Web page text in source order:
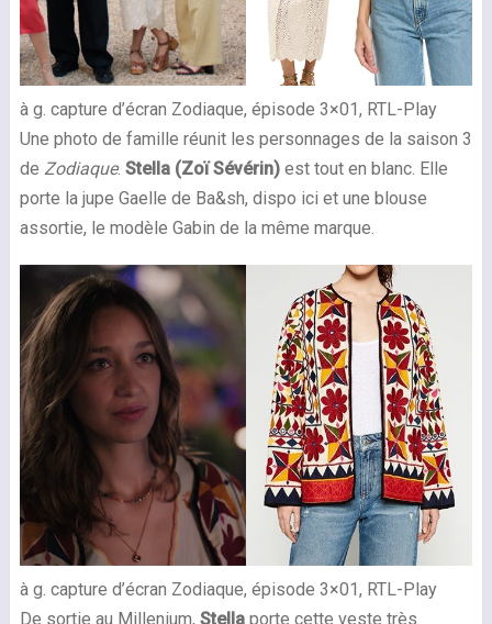
à g. capture d’écran Zodiaque, épisode 3×01, RTL-Play
Une photo de famille réunit les personnages de la saison 3
de Zodiaque. Stella (Zoï Sévérin)est tout en blanc. Elle
porte la jupe Gaelle de Ba&sh, dispo ici et une blouse
assortie, le modèle Gabin de la même marque.
à g. capture d’écran Zodiaque, épisode 3×01, RTL-Play
De sortie au Millenium, Stella porte cette veste très